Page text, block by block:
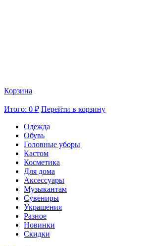
Корзина
Итого: 0 ₽ Перейти в корзину
Одежда
Обувь
Головные уборы
Кастом
Косметика
Для дома
Аксессуары
Музыкантам
Сувениры
Украшения
Разное
Новинки
Скидки